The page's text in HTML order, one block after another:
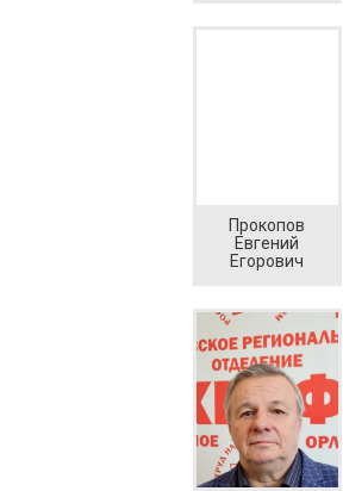
Прокопов
Евгений
Егорович